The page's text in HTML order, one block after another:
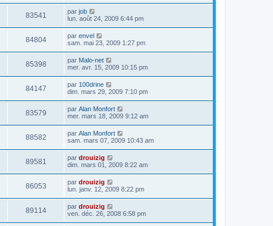
83541 par job
lun. août 24, 2009 6:44 pm
84804 par envel
sam. mai 23, 2009 1:27 pm
85398 par Malo-net
mer. avr. 15, 2009 10:15 pm
84147 par 100drine
dim. mars 29, 2009 7:10 pm
83579 par Alan Monfort
mer. mars 18, 2009 9:12 am
88582 par Alan Monfort
sam. mars 07, 2009 10:43 am
89581 par drouizig
dim. mars 01, 2009 8:22 am
86053 par drouizig
lun. janv. 12, 2009 8:22 pm
89114 par drouizig
ven. déc. 26, 2008 6:58 pm